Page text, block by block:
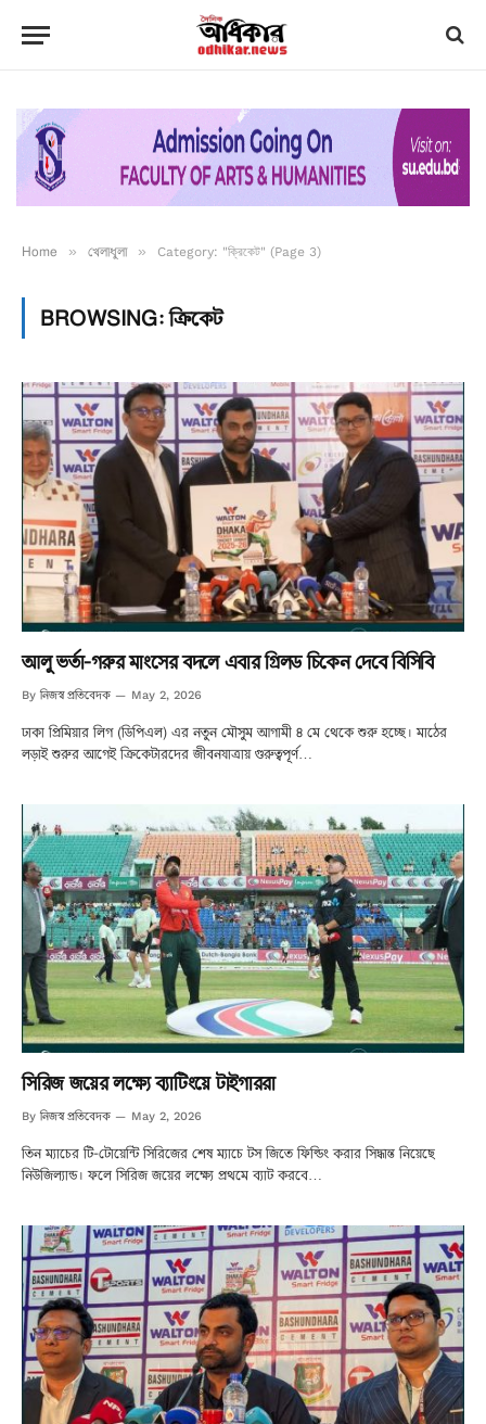
Home » খেলাধুলা » Category: "ক্রিকেট" (Page 3)
BROWSING:ক্রিকেট
আলু ভর্তা-গরুর মাংসের বদলে এবার গ্রিলড চিকেন দেবে বিসিবি
By নিজস্ব প্রতিবেদক May 2, 2026
ঢাকা প্রিমিয়ার লিগ (ডিপিএল) এর নতুন মৌসুম আগামী ৪ মে থেকে শুরু হচ্ছে। মাঠের
লড়াই শুরুর আগেই ক্রিকেটারদের জীবনযাত্রায় গুরুত্বপূর্ণ…
সিরিজ জয়ের লক্ষ্যে ব্যাটিংয়ে টাইগাররা
By নিজস্ব প্রতিবেদক May 2, 2026
তিন ম্যাচের টি-টোয়েন্টি সিরিজের শেষ ম্যাচে টস জিতে ফিল্ডিং করার সিদ্ধান্ত নিয়েছে
নিউজিল্যান্ড। ফলে সিরিজ জয়ের লক্ষ্যে প্রথমে ব্যাট করবে…